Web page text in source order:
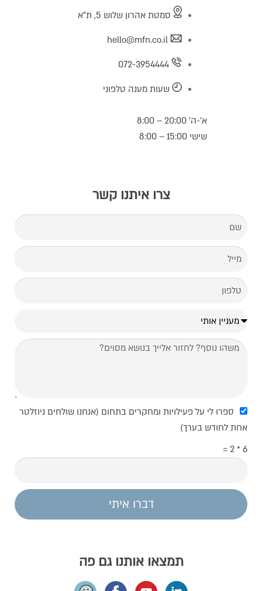
סמטת אהרון שלוש 5, ת"א
hello@mfn.co.il
072-3954444
שעות מענה טלפוני
א’-ה’ 20:00 – 8:00
שישי 15:00 – 8:00
צרו איתנו קשר
ספרו לי על פעילויות ומחקרים בתחום (אנחנו שולחים ניוזלטר
אחת לחודש בערך)
6 * 2 =
דברו איתי
תמצאו אותנו גם פה